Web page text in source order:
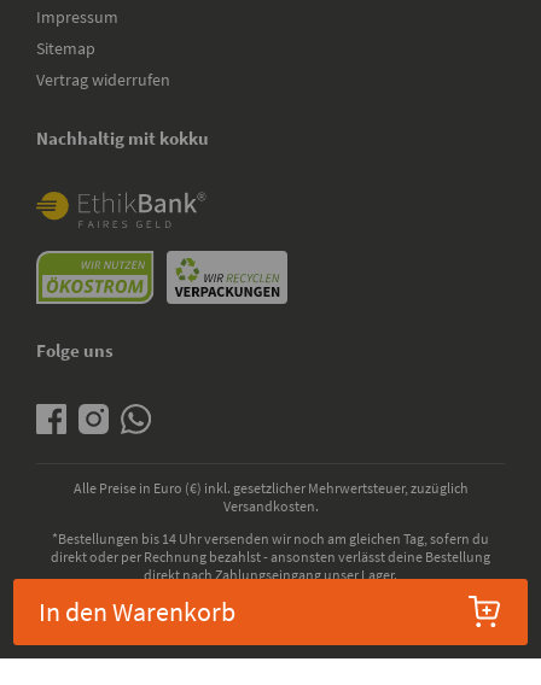
In den Warenkorb
Impressum
Sitemap
Vertrag widerrufen
Nachhaltig mit kokku
Folge uns
Alle Preise in Euro (€) inkl. gesetzlicher Mehrwertsteuer, zuzüglich
Versandkosten.
*Bestellungen bis 14 Uhr versenden wir noch am gleichen Tag, sofern du
direkt oder per Rechnung bezahlst - ansonsten verlässt deine Bestellung
direkt nach Zahlungseingang unser Lager.
© 2026 - kokku GmbH - Alle Rechte vorbehalten. Bio-Zertifizierung durch die
ABCERT AG, EU-Codenummer: DE-ÖKO-006